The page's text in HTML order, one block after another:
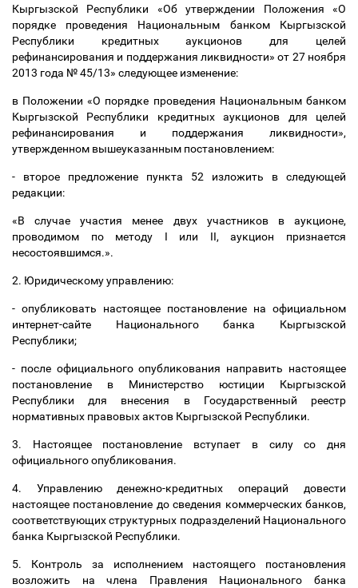
Кыргызской Республики «Об утверждении Положения «О
порядке проведения Национальным банком Кыргызской
Республики кредитных аукционов для целей
рефинансирования и поддержания ликвидности» от 27 ноября
2013 года № 45/13» следующее изменение:
в Положении «О порядке проведения Национальным банком
Кыргызской Республики кредитных аукционов для целей
рефинансирования и поддержания ликвидности»,
утвержденном вышеуказанным постановлением:
- второе предложение пункта 52 изложить в следующей
редакции:
«В случае участия менее двух участников в аукционе,
проводимом по методу I или II, аукцион признается
несостоявшимся.».
2. Юридическому управлению:
- опубликовать настоящее постановление на официальном
интернет-сайте Национального банка Кыргызской
Республики;
- после официального опубликования направить настоящее
постановление в Министерство юстиции Кыргызской
Республики для внесения в Государственный реестр
нормативных правовых актов Кыргызской Республики.
3. Настоящее постановление вступает в силу со дня
официального опубликования.
4. Управлению денежно-кредитных операций довести
настоящее постановление до сведения коммерческих банков,
соответствующих структурных подразделений Национального
банка Кыргызской Республики.
5. Контроль за исполнением настоящего постановления
возложить на члена Правления Национального банка